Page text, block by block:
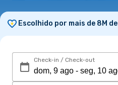
Escolhido por mais de 8M
Check-in / Check-out